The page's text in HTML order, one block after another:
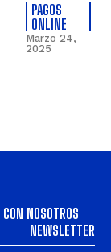
PAGOS
ONLINE
Marzo 24,
2025
NOSOTROS
NEWSLETTER